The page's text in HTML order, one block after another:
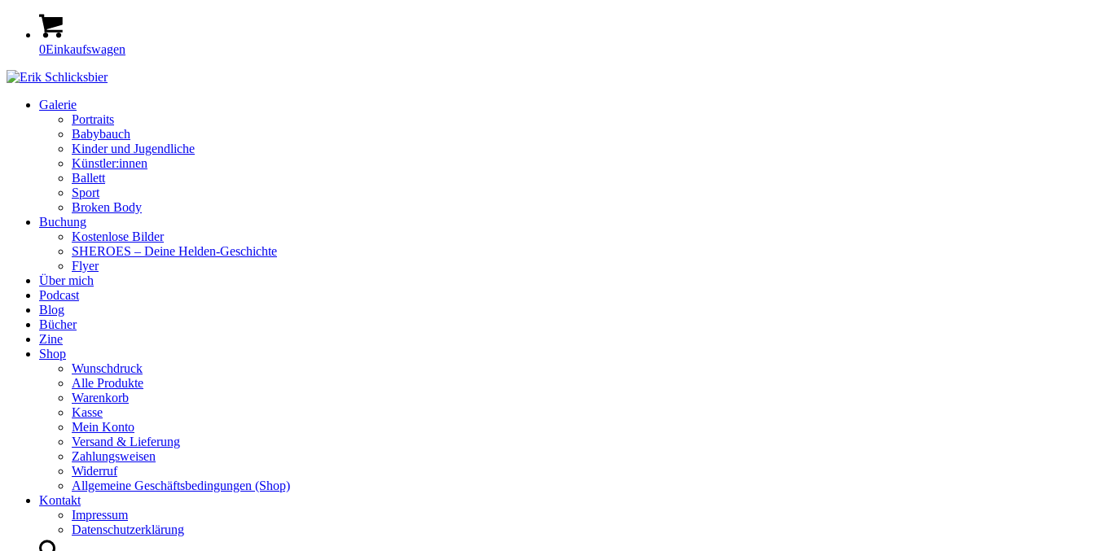
0Einkaufswagen
Galerie
Portraits
Babybauch
Kinder und Jugendliche
Künstler:innen
Ballett
Sport
Broken Body
Buchung
Kostenlose Bilder
SHEROES – Deine Helden-Geschichte
Flyer
Über mich
Podcast
Blog
Bücher
Zine
Shop
Wunschdruck
Alle Produkte
Warenkorb
Kasse
Mein Konto
Versand & Lieferung
Zahlungsweisen
Widerruf
Allgemeine Geschäftsbedingungen (Shop)
Kontakt
Impressum
Datenschutzerklärung